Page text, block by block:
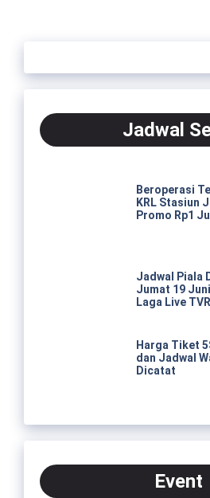
Jadwal
Beroperasi
KRL Stasiun
Promo Rp1
Jadwal Piala
Jumat 19
Laga Live TVRI
Harga Tiket
dan Jadwal
Dicatat
Event